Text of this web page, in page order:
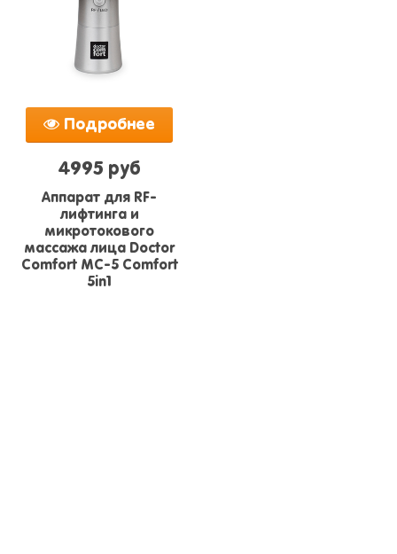
Подробнее
4995 руб
Аппарат для RF-
лифтинга и
микротокового
массажа лица Doctor
Comfort MC-5 Comfort
5in1